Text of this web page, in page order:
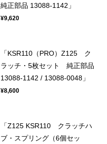
純正部品 13088-1142」
¥9,620
「KSR110（PRO）Z125 ク
ラッチ・5枚セット 純正部品
13088-1142 / 13088-0048」
¥8,600
「Z125 KSR110 クラッチハ
ブ・スプリング（6個セッ